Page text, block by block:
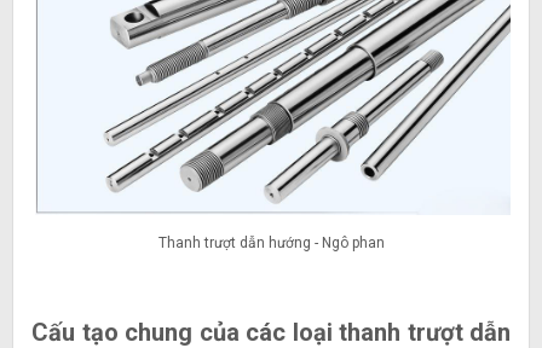
Thanh trượt dẫn hướng - Ngô phan
Cấu tạo chung của các loại thanh trượt dẫn